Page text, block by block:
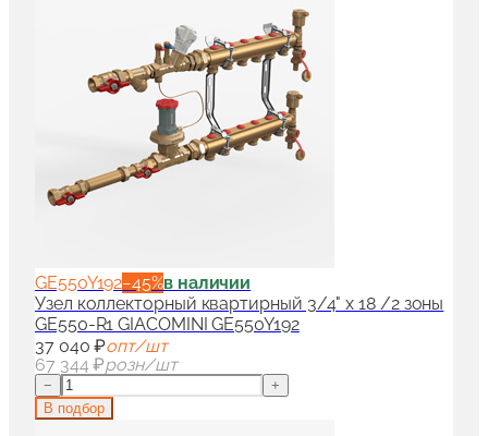
GE550Y192−45%в наличии
Узел коллекторный квартирный 3/4" x 18 /2 зоны
GE550-R1 GIACOMINI GE550Y192
37 040 ₽опт/шт
67 344 ₽розн/шт
−
+
В подбор